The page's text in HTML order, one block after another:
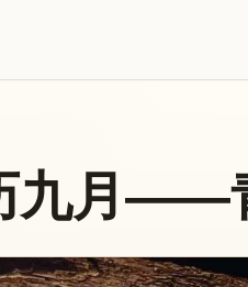
九月——